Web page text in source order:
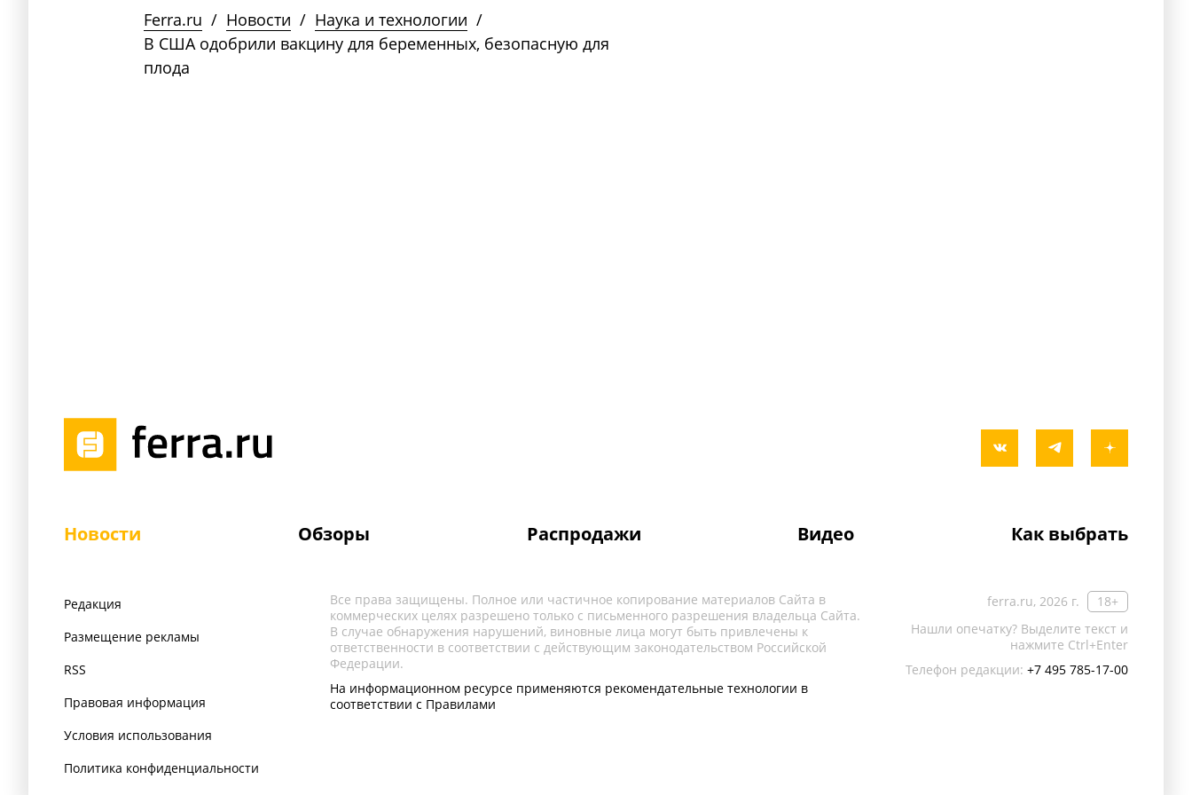
Ferra.ru / Новости / Наука и технологии /
В США одобрили вакцину для беременных, безопасную для
плода
Новости Обзоры Распродажи Видео Как выбрать
Редакция
Размещение рекламы
RSS
Правовая информация
Условия использования
Политика конфиденциальности
ferra.ru, 2026 г.
18+
Нашли опечатку? Выделите текст и
нажмите Ctrl+Enter
Телефон редакции: +7 495 785-17-00
Все права защищены. Полное или частичное копирование материалов Сайта в
коммерческих целях разрешено только с письменного разрешения владельца Сайта.
В случае обнаружения нарушений, виновные лица могут быть привлечены к
ответственности в соответствии с действующим законодательством Российской
Федерации.
На информационном ресурсе применяются рекомендательные технологии в
соответствии с Правилами